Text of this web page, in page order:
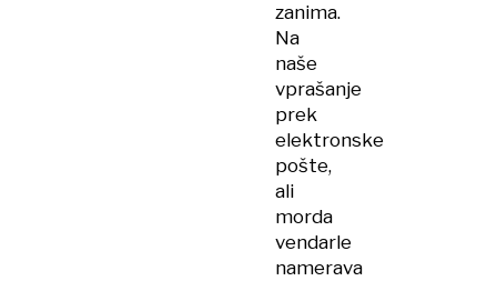
zanima.
Na
naše
vprašanje
prek
elektronske
pošte,
ali
morda
vendarle
namerava